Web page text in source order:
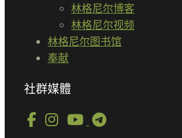
林格尼尔博客
林格尼尔视频
林格尼尔图书馆
奉献
社群媒體